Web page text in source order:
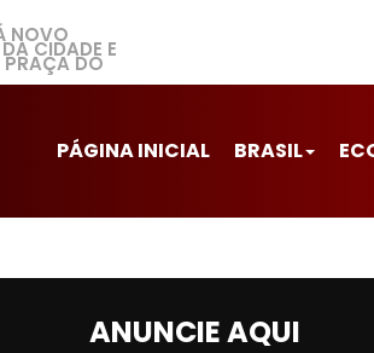
NOVO
CIDADE E
DO
PÁGINA INICIAL BRASIL
ANUNCIE AQUI